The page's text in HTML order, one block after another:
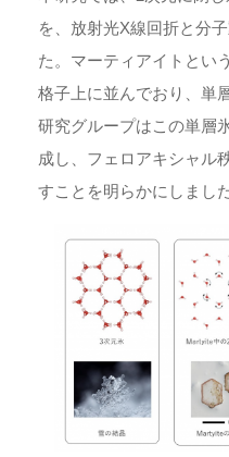
を、放射光X線回折と分
た。マーティアイトとい
格子上に並んでおり、単
研究グループはこの単層
成し、フェロアキシャル
すことを明らかにしました